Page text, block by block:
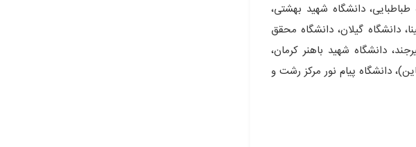
دانشگاه شهید بهشتی،
دانشگاه گیلان، دانشگاه محقق
دانشگاه شهید باهنر کرمان،
دانشگاه پیام نور مرکز رشت و